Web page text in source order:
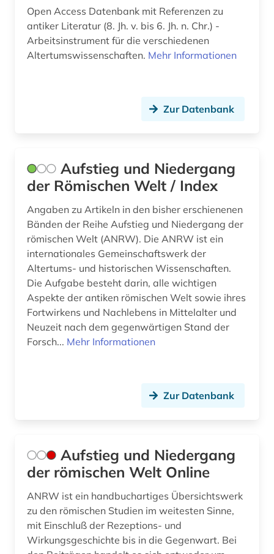
musikdrama (1)
musiktheorie (1)
musikwissenschaft (3)
märchen (1)
münze (1)
münzlegende (1)
nachdichtung (1)
nachschlagewerk (1)
nag hammadi (1)
naher osten (1)
name (1)
neugriechische literatur (1)
neuplatonismus (1)
niederlande großbritannien seekrieg (1)
Open Access Datenbank mit Referenzen zu
antiker Literatur (8. Jh. v. bis 6. Jh. n. Chr.) -
Arbeitsinstrument für die verschiedenen
Altertumswissenschaften. Mehr Informationen
Zur Datenbank
Aufstieg und Niedergang
der Römischen Welt / Index
Angaben zu Artikeln in den bisher erschienenen
Bänden der Reihe Aufstieg und Niedergang der
römischen Welt (ANRW). Die ANRW ist ein
internationales Gemeinschaftswerk der
Altertums- und historischen Wissenschaften.
Die Aufgabe besteht darin, alle wichtigen
Aspekte der antiken römischen Welt sowie ihres
Fortwirkens und Nachlebens in Mittelalter und
Neuzeit nach dem gegenwärtigen Stand der
Forsch... Mehr Informationen
Zur Datenbank
Aufstieg und Niedergang
der römischen Welt Online
ANRW ist ein handbuchartiges Übersichtswerk
zu den römischen Studien im weitesten Sinne,
mit Einschluß der Rezeptions- und
Wirkungsgeschichte bis in die Gegenwart. Bei